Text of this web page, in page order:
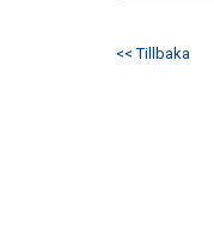
<< Tillbaka